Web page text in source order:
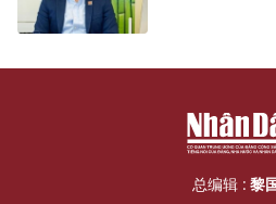
总编辑 : 黎